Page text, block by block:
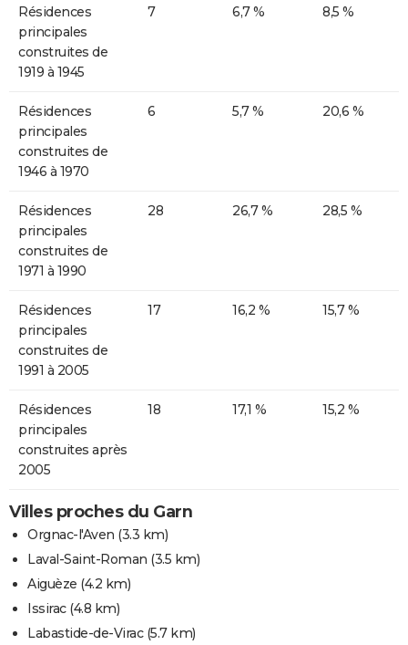
Résidences
principales
construites de
1919 à 1945
7 6,7 % 8,5 %
Résidences
principales
construites de
1946 à 1970
6 5,7 % 20,6 %
Résidences
principales
construites de
1971 à 1990
28 26,7 % 28,5 %
Résidences
principales
construites de
1991 à 2005
17 16,2 % 15,7 %
Résidences
principales
construites après
2005
18 17,1 % 15,2 %
Villes proches du Garn
Orgnac-l'Aven (3.3 km)
Laval-Saint-Roman (3.5 km)
Aiguèze (4.2 km)
Issirac(4.8 km)
Labastide-de-Virac(5.7 km)